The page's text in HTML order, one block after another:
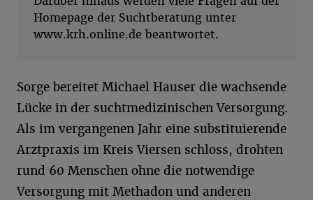
Homepage der Suchtberatung unter
www.krh.online.de beantwortet.
Sorge bereitet Michael Hauser die wachsende
Lücke in der suchtmedizinischen Versorgung.
Als im vergangenen Jahr eine substituierende
Arztpraxis im Kreis Viersen schloss, drohten
rund 60 Menschen ohne die notwendige
Versorgung mit Methadon und anderen